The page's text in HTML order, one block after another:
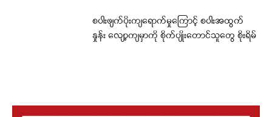
စပါးဖျက်ပိုးကျရောက်မှုကြောင့် စပါးအထွက်
နှုန်း လျော့ကျမှာကို စိုက်ပျိုးတောင်သူတွေ စိုးရိမ်